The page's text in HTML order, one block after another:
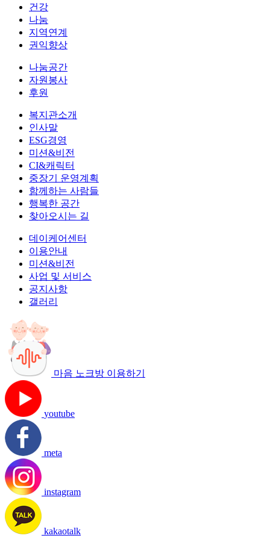
건강
나눔
지역연계
권익향상
나눔공간
자원봉사
후원
복지관소개
인사말
ESG경영
미션&비전
CI&캐릭터
중장기 운영계획
함께하는 사람들
행복한 공간
찾아오시는 길
데이케어센터
이용안내
미션&비전
사업 및 서비스
공지사항
갤러리
마음 노크방 이용하기
youtube
meta
instagram
kakaotalk